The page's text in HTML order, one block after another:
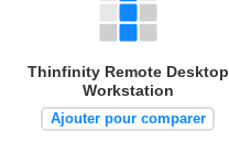
Thinfinity Remote Desktop
Workstation
Ajouter pour comparer